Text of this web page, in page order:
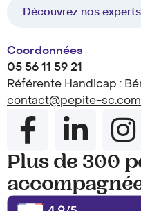
Découvrez nos experts
Coordonnées
05 56 11 59 21
Référente Handicap :
contact@pepite-sc.com
Plus de 300